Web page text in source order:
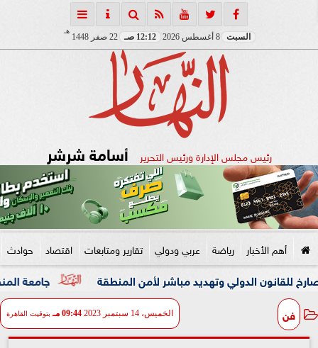
السبت 8 أغسطس 2026 12:12 صـ 22 صفر 1448
هـ
رئيس مجلس الإدارة ورئيس التحرير أسامة شرشر
أهم الأخبار رياضة عربي ودولي تقارير ومتابعات اقتصاد حوادث
جامعة المنصورة تنفي وتهديد مباشر لأمن المنطقة
فن الخميس، 14 سبتمبر 2023 09:44 مـ بتوقيت القاهرة